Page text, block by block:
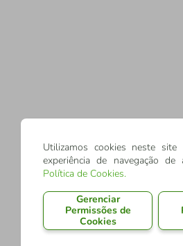
Utilizamos cookies neste
experiência de navegação
Política de Cookies.
Gerenciar
Permissões de
Cookies